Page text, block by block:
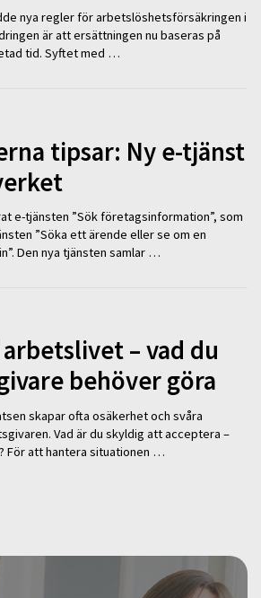
nya regler för arbetslöshetsförsäkringen i
är att ersättningen nu baseras på
tid. Syftet med …
tipsar: Ny e-tjänst
e-tjänsten ”Sök företagsinformation”, som
”Söka ett ärende eller se om en
Den nya tjänsten samlar …
– vad du
behöver göra
skapar ofta osäkerhet och svåra
Vad är du skyldig att acceptera –
För att hantera situationen …